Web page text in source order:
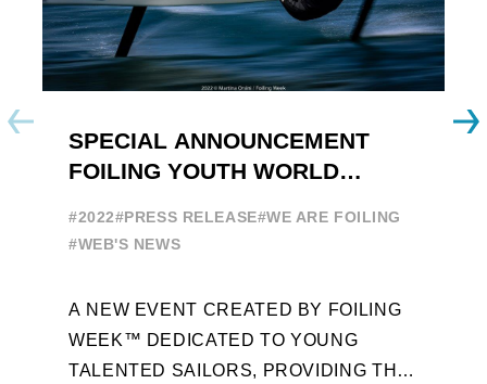
SPECIAL ANNOUNCEMENT
FOILING YOUTH WORLD
#2022#PRESS RELEASE#WE ARE FOILING
#WEB'S NEWS
A NEW EVENT CREATED BY FOILING
WEEK™ DEDICATED TO YOUNG
TALENTED SAILORS, PROVIDING THE